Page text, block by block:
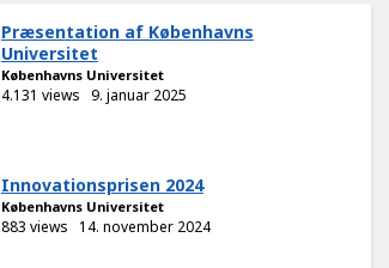
Præsentation af Københavns
Universitet
Københavns Universitet
4.131 views 9. januar 2025
Innovationsprisen 2024
Københavns Universitet
883 views 14. november 2024